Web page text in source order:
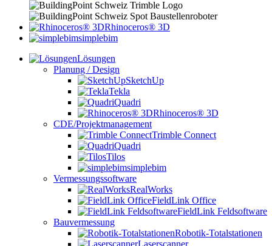
Rhinoceros® 3D
simplebim
Lösungen
Planung / Design
SketchUp
Tekla
Quadri
Rhinoceros® 3D
CDE/Projektmanagement
Trimble Connect
Quadri
Tilos
simplebim
Vermessungssoftware
RealWorks
FieldLink Office
FieldLink Feldsoftware
Bauvermessung
Robotik-Totalstationen
Laserscanner